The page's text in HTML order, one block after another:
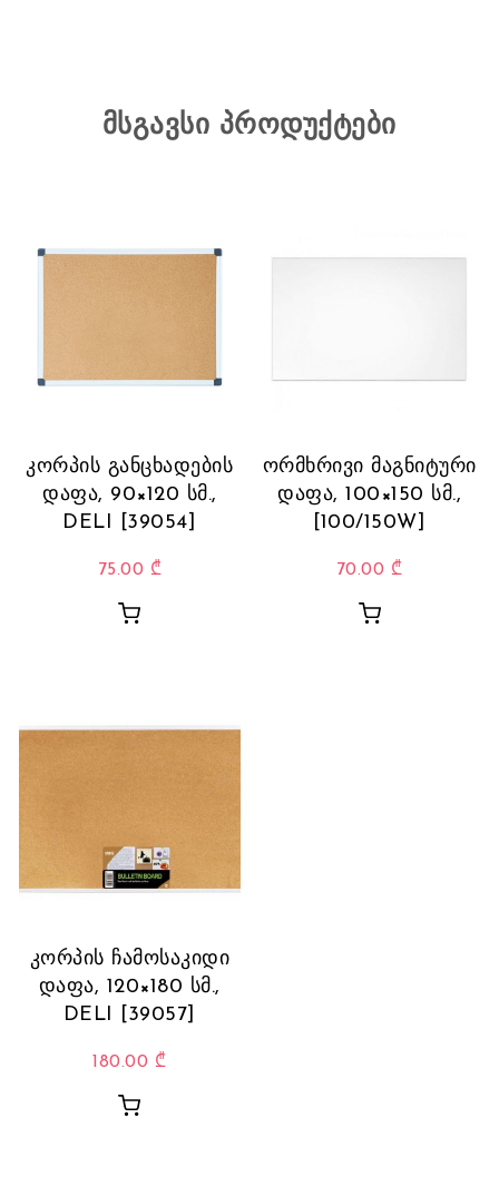
მსგავსი პროდუქტები
კორპის განცხადების
დაფა, 90×120 სმ.,
DELI [39054]
75.00 ₾
ორმხრივი მაგნიტური
დაფა, 100×150 სმ.,
[100/150W]
70.00 ₾
კორპის ჩამოსაკიდი
დაფა, 120×180 სმ.,
DELI [39057]
180.00 ₾